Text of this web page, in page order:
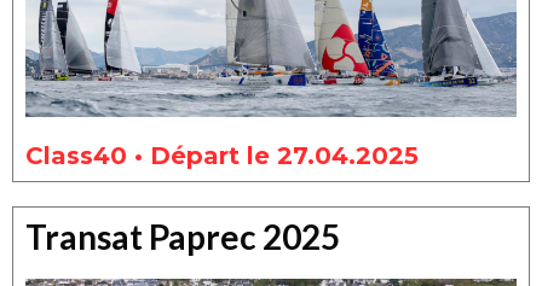
Class40 • Départ le 27.04.2025
Transat Paprec 2025